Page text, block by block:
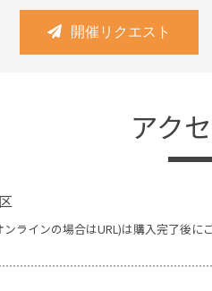
開催リクエスト
アク
ラインの場合はURL)は購入完了後に